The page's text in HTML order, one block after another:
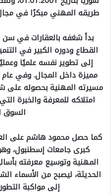
طريقه المهني مبكرًا في
بدأ شغفه بالعقارات في
القطاع ودوره الكبير في
إلى تطوير نفسه علميًا
مسيرته المهنية بحصوله على
امتلاكه للمعرفة والخبرة
السوق
كما حصل محمود هاشم على
كبرى جامعات إسطنبول،
المهنية وتوسيع معرفته
الحديثة، ليصبح من الأسماء
إلى مواكبة